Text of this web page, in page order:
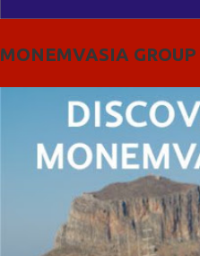
MONEMVASIA GROUP